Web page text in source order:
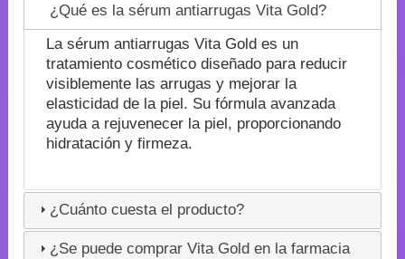
¿Qué es la sérum antiarrugas Vita Gold?
La sérum antiarrugas Vita Gold es un
tratamiento cosmético diseñado para reducir
visiblemente las arrugas y mejorar la
elasticidad de la piel. Su fórmula avanzada
ayuda a rejuvenecer la piel, proporcionando
hidratación y firmeza.
¿Cuánto cuesta el producto?
¿Se puede comprar Vita Gold en la farmacia